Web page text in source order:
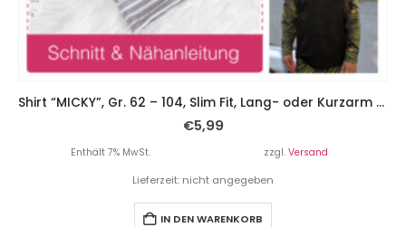
Shirt “MICKY”, Gr. 62 – 104, Slim Fit, Lang- oder Kurzarm plus Rollkragen
€5,99
Enthält 7% MwSt. zzgl. Versand
Lieferzeit: nicht angegeben
IN DEN WARENKORB